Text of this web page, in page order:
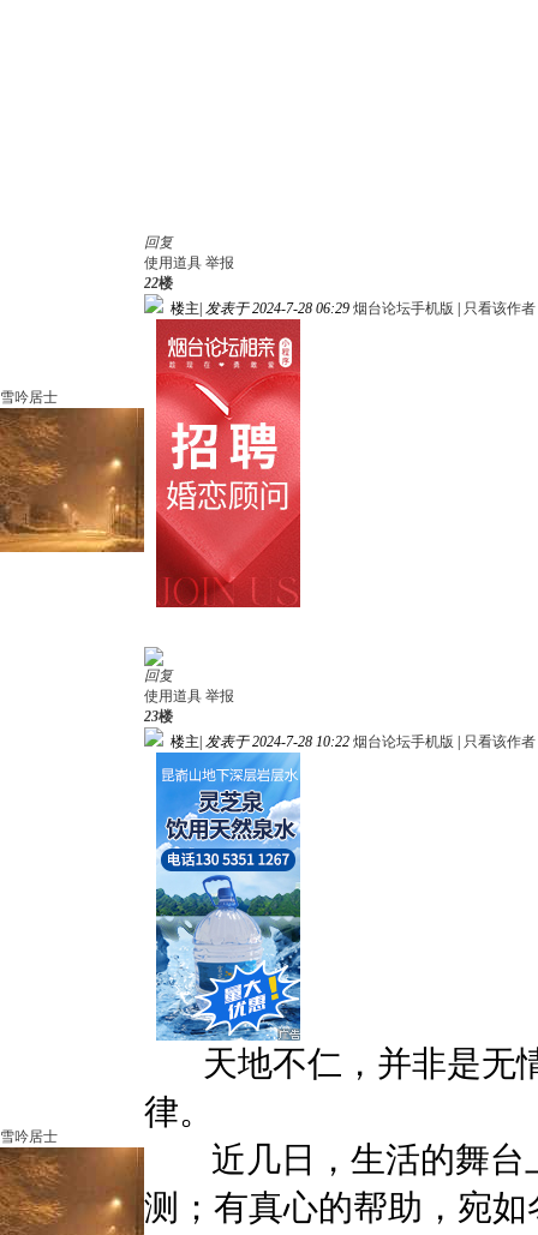
回复
使用道具 举报
雪吟居士
22楼
楼主 发表于 2024-7-28 06:29 烟台论坛手机版 只看该作者
回复
使用道具 举报
雪吟居士
23楼
楼主 发表于 2024-7-28 10:22 烟台论坛手机版 只看该作者
天地不仁，并非是无
律。
近几日，生活的舞台
测；有真心的帮助，宛